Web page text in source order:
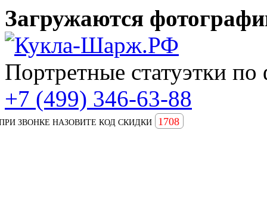
Загружаются
Портретные статуэтки по
+7 (499) 346-63-88
ЗВОНКЕ НАЗОВИТЕ КОД СКИДКИ 1708